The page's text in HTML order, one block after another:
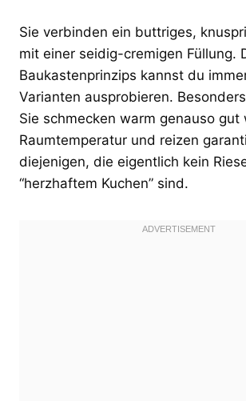
Sie verbinden ein buttriges,
mit einer seidig-cremigen Füllung.
Baukastenprinzips kannst du
Varianten ausprobieren.
Sie schmecken warm genauso gut
Raumtemperatur und reizen
diejenigen, die eigentlich kein
“herzhaftem Kuchen” sind.